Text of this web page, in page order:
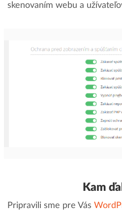
skenovaním webu a
Kam
Pripravili sme pre Vás